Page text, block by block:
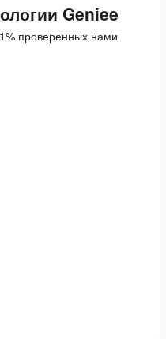
Geniee
проверенных нами